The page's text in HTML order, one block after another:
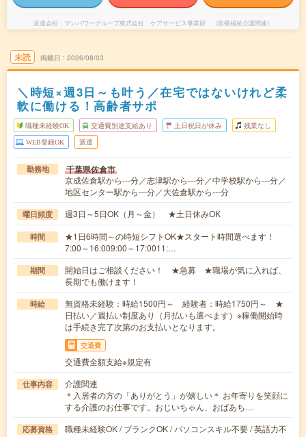
派遣会社 マンパワーグループ株式会社 ケアサービス事業部 （医療福祉介護関連）
未読 掲載日 2026/08/03
＼時短×週3日～も叶う／在宅ではないけれど柔
軟に働ける！高齢者サポ
職種未経験OK 交通費別途支給あり 土日祝日が休み 残業なし
WEB登録OK 派遣
勤務地 千葉県佐倉市
京成佐倉駅から---分／志津駅から---分／中学校駅から---分／
地区センター駅から---分／大佐倉駅から---分
曜日頻度 週3日～5日OK（月～金） ★土日休みOK
時間
★1日6時間～の時短シフトOK★スタート時間選べます！
7:00～16:009:00～17:0011:…
期間
開始日はご相談ください！ ★急募 ★職場が気に入れば、
長期でも働けます！
時給
無資格未経験：時給1500円～ 経験者：時給1750円～ ★
日払い／週払い制度あり（月払いも選べます）※稼働開始時
は手続き完了次第のお支払いとなります。
交通費
交通費全額支給※規定有
仕事内容
介護関連
＊入居者の方の「ありがとう」が嬉しい＊ お年寄りを笑顔に
する介護のお仕事です。おじいちゃん、おばあち…
応募資格
職種未経験OK / ブランクOK / パソコンスキル不要 / 英語力不